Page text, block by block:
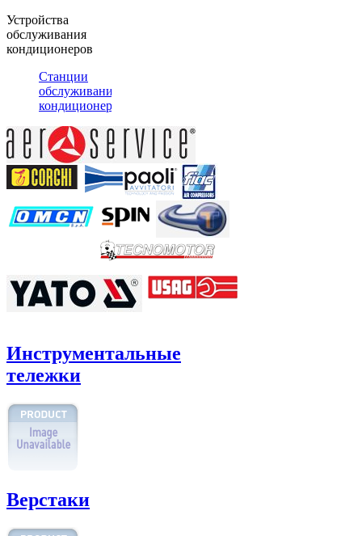
Устройства
обслуживания
кондиционеров
Станции
обслуживания
кондиционеров
Инструментальные
тележки
Верстаки